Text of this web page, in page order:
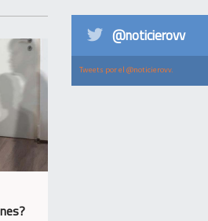
@noticierovv
Tweets por el @noticierovv.